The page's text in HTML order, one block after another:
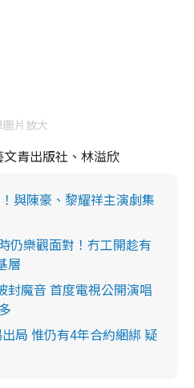
圖片放大
青出版社、林溢欣
與陳豪、黎耀祥主演劇集
仍樂觀面對！冇工開趁有
層
封魔音 首度電視公開演唱
局 惟仍有4年合約綑綁 疑